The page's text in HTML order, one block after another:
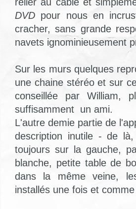
DVD pour nous en
cracher, sans grande
navets ignominieusement
Sur les murs quelques
une chaine stéréo et sur
conseillée par William,
suffisamment un ami.
L'autre demie partie de
description inutile - de
toujours sur la gauche,
blanche, petite table de
dans la même veine,
installés une fois et